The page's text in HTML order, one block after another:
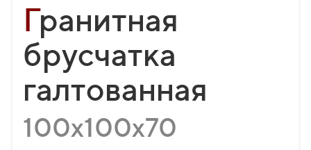
Гранитная
брусчатка
галтованная
100х100х70